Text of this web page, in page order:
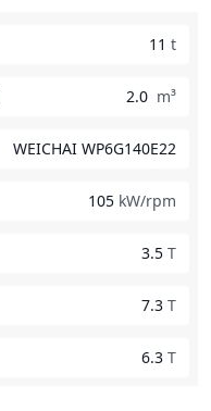
11 t
2.0 m³
WEICHAI WP6G140E22
105 kW/rpm
3.5 T
7.3 T
6.3 T